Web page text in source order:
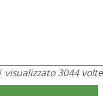
3044 volte